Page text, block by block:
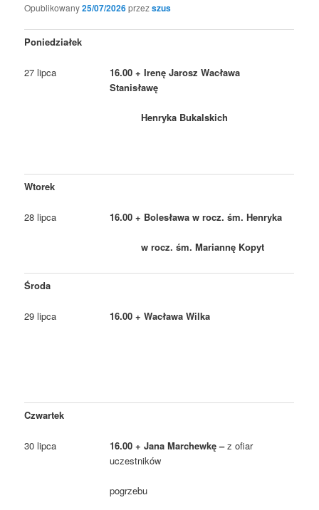
Opublikowany25/07/2026przezszus
Poniedziałek
27 lipca
16.00 + Irenę Jarosz Wacława
Stanisławę
Henryka Bukalskich
Wtorek
28 lipca 16.00 + Bolesława w rocz. śm. Henryka
w rocz. śm. Mariannę Kopyt
Środa
29 lipca 16.00 + Wacława Wilka
Czwartek
30 lipca 16.00 + Jana Marchewkę –z ofiar
uczestników
pogrzebu